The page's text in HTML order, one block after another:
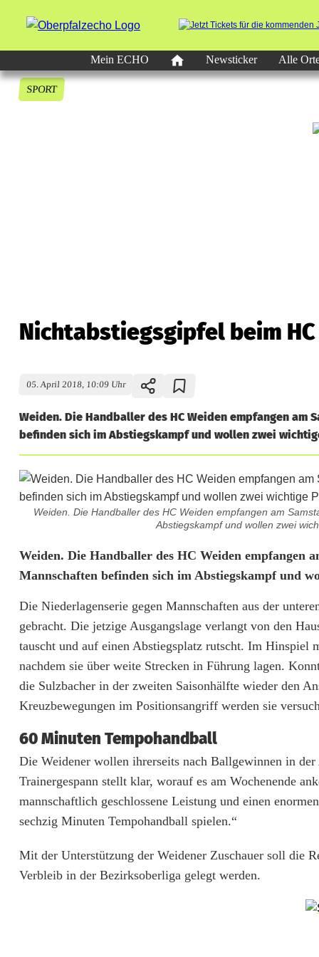
Mein ECHO
Newsticker Alle
SPORT
Nichtabstiegsgipfel beim
05. April 2018, 10:09 Uhr
Weiden. Die Handballer des HC Weiden empfangen am
befinden sich im Abstiegskampf und wollen zwei
Weiden. Die Handballer des HC Weiden empfangen am
Abstiegskampf und wollen zwei
N
i
c
h
t
a
s
t
i
e
g
s
Weiden. Die Handballer des HC Weiden empfangen
Mannschaften befinden sich im Abstiegskampf und
Die Niederlagenserie gegen Mannschaften aus der
gebracht. Die jetzige Ausgangslage verlangt von den
tauscht und auf einen Abstiegsplatz rutscht. Im Hinspiel
nachdem sie über weite Strecken in Führung lagen.
die Sulzbacher in der zweiten Saisonhälfte wieder den
Kreuzbewegungen im Positionsangriff werden sie
60 Minuten Tempohandball
Die Weidener wollen ihrerseits nach Ballgewinnen in
Trainergespann stellt klar, worauf es am Wochenende
mannschaftlich geschlossene Leistung und einen
sechzig Minuten Tempohandball spielen.“
Mit der Unterstützung der Weidener Zuschauer soll die
Verbleib in der Bezirksoberliga gelegt werden.